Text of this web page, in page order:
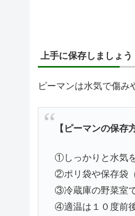
上手に保存しましょう
ピーマンは水気で傷み
【ピーマンの保存
①しっかりと水気
②ポリ袋や保存袋
③冷蔵庫の野菜室
④適温は１０度前